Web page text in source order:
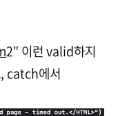
2" 이런 valid하지
, catch에서